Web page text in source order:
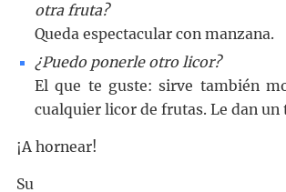
otra fruta?
Queda espectacular con manzana.
¿Puedo ponerle otro licor?
El que te guste: sirve también
cualquier licor de frutas. Le dan un
¡A hornear!
Su